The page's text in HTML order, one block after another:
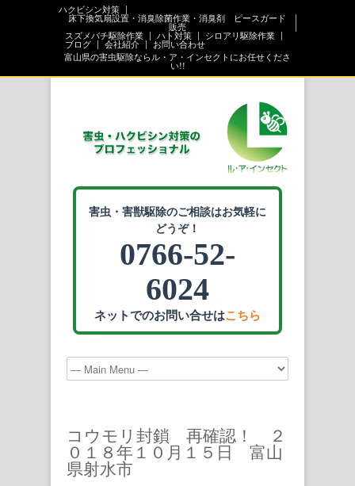
ハクビシン対策
床下換気扇設置・消臭除菌作業・消臭剤 ピースガード
販売
スズメバチ駆除作業
ハト対策
シロアリ駆除作業
ブログ
会社紹介
お問い合わせ
富山県の害虫駆除ならル・ア・インセクトにお任せくださ
い!!
害虫・害獣駆除のご相談はお気軽に
どうぞ！
0766-52-
6024
ネットでのお問い合せはこちら
コウモリ封鎖 再確認！ ２
０１８年１０月１５日 富山
県射水市